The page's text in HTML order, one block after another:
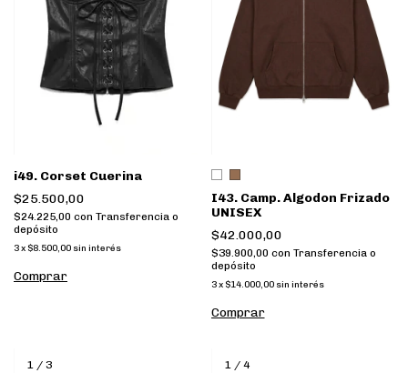
i49. Corset Cuerina
$25.500,00
$24.225,00 con Transferencia o
depósito
3x $8.500,00 sin interés
Comprar
I43. Camp. Algodon Frizado
UNISEX
$42.000,00
$39.900,00 con Transferencia o
depósito
3 x $14.000,00 sin interés
Comprar
1 / 3 1/ 4